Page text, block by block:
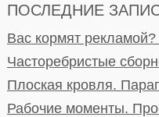
ПОСЛЕДНИЕ
Вас кормят
Часторебристые
Плоская кровля.
Рабочие моменты.